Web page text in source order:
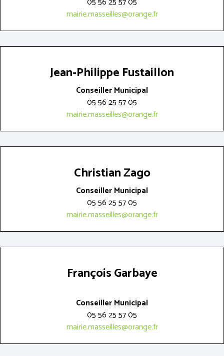
mairie.masseilles@orange.fr
Jean-Philippe Fustaillon
Conseiller Municipal
05 56 25 57 05
mairie.masseilles@orange.fr
Christian Zago
Conseiller Municipal
05 56 25 57 05
mairie.masseilles@orange.fr
François Garbaye
Conseiller Municipal
05 56 25 57 05
mairie.masseilles@orange.fr